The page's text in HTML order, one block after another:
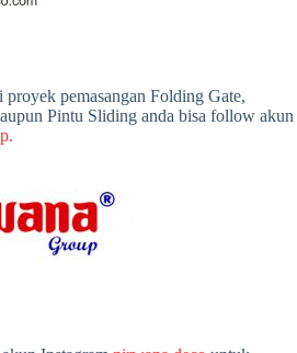
pemasangan Folding Gate,
Pintu Sliding anda bisa follow akun